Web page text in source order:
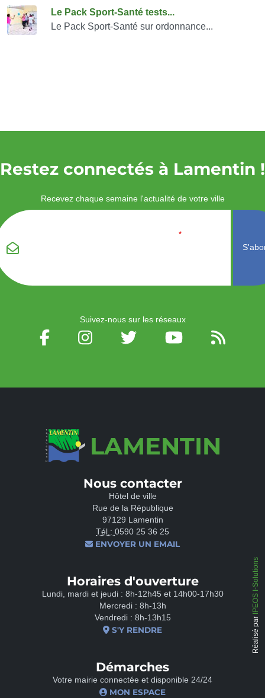
Le Pack Sport-Santé tests...
Le Pack Sport-Santé sur ordonnance...
LAMENTIN
Nous contacter
Hôtel de ville
Rue de la République
97129 Lamentin
Tél.: 0590 25 36 25
ENVOYER UN EMAIL
Horaires d'ouverture
Lundi, mardi et jeudi : 8h-12h45 et 14h00-17h30
Mercredi : 8h-13h
Vendredi : 8h-13h15
S'Y RENDRE
Démarches
Votre mairie connectée et disponible 24/24
MON ESPACE
Restez connectés à Lamentin !
Recevez chaque semaine l'actualité de votre ville
*
Suivez-nous sur les réseaux
Réalisé par
IPEOS I-Solutions